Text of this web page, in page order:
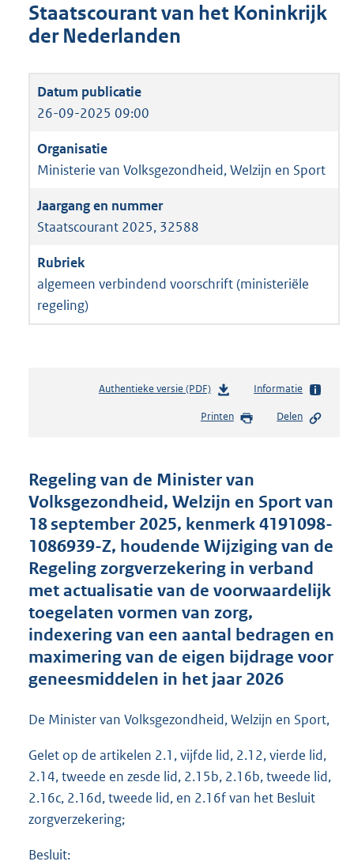
Staatscourant van het Koninkrijk
der Nederlanden
26-09-2025 09:00
Ministerie van Volksgezondheid, Welzijn en Sport
Staatscourant 2025, 32588
algemeen verbindend voorschrift (ministeriële
regeling)
Authentieke versie (PDF)b
s
d
s
g
r
o
o
t
e
:
4
6
1
b
Informatie
Printen Delen
Regeling van de Minister van
Volksgezondheid, Welzijn en Sport van
18 september 2025, kenmerk 4191098-
1086939-Z, houdende Wijziging van de
Regeling zorgverzekering in verband
met actualisatie van de voorwaardelijk
toegelaten vormen van zorg,
indexering van een aantal bedragen en
maximering van de eigen bijdrage voor
geneesmiddelen in het jaar 2026
De Minister van Volksgezondheid, Welzijn en Sport,
Gelet op de artikelen 2.1, vijfde lid, 2.12, vierde lid,
2.14, tweede en zesde lid, 2.15b, 2.16b, tweede lid,
2.16c, 2.16d, tweede lid, en 2.16f van het Besluit
zorgverzekering;
Besluit: